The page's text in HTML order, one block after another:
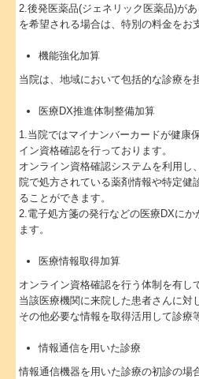
2.後発医薬品(ジェネリック医薬品)が
を希望される場合は、特別の料金をお
機能強化加算
当院は、地域において包括的な診療を
医療DX推進体制整備加算
1.当院ではマイナンバーカードが健康
イン資格確認を行っております。
オンライン資格確認システムを利用し
院で処方されている薬剤情報や特定健
ることができます。
2.電子処方箋の発行などの医療DXにか
ます。
医療情報取得加算
オンライン資格確認を行う体制を有し
当該医療機関に来院した患者さんに対
その他必要な情報を取得活用して診療
情報通信を用いた診療
情報通信機器を用いた診療の初診の場